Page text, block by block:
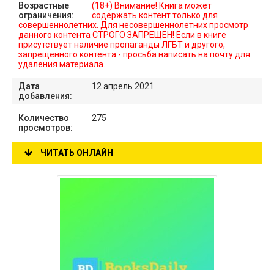
Возрастные
ограничения:
(18+) Внимание! Книга может
содержать контент только для
совершеннолетних. Для несовершеннолетних просмотр
данного контента СТРОГО ЗАПРЕЩЕН! Если в книге
присутствует наличие пропаганды ЛГБТ и другого,
запрещенного контента - просьба написать на почту для
удаления материала.
Дата
добавления:
12 апрель 2021
Количество
просмотров:
275
ЧИТАТЬ ОНЛАЙН